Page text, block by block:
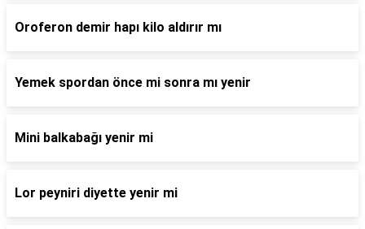
Oroferon demir hapı kilo aldırır mı
Yemek spordan önce mi sonra mı yenir
Mini balkabağı yenir mi
Lor peyniri diyette yenir mi